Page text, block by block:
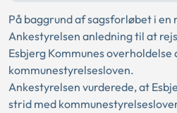
På baggrund af sagsforløbet i en
Ankestyrelsen anledning til at
Esbjerg Kommunes overholdelse
kommunestyrelsesloven.
Ankestyrelsen vurderede, at
strid med